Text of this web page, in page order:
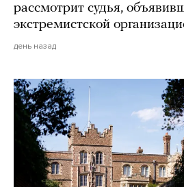
рассмотрит судья,
экстремистской
день назад